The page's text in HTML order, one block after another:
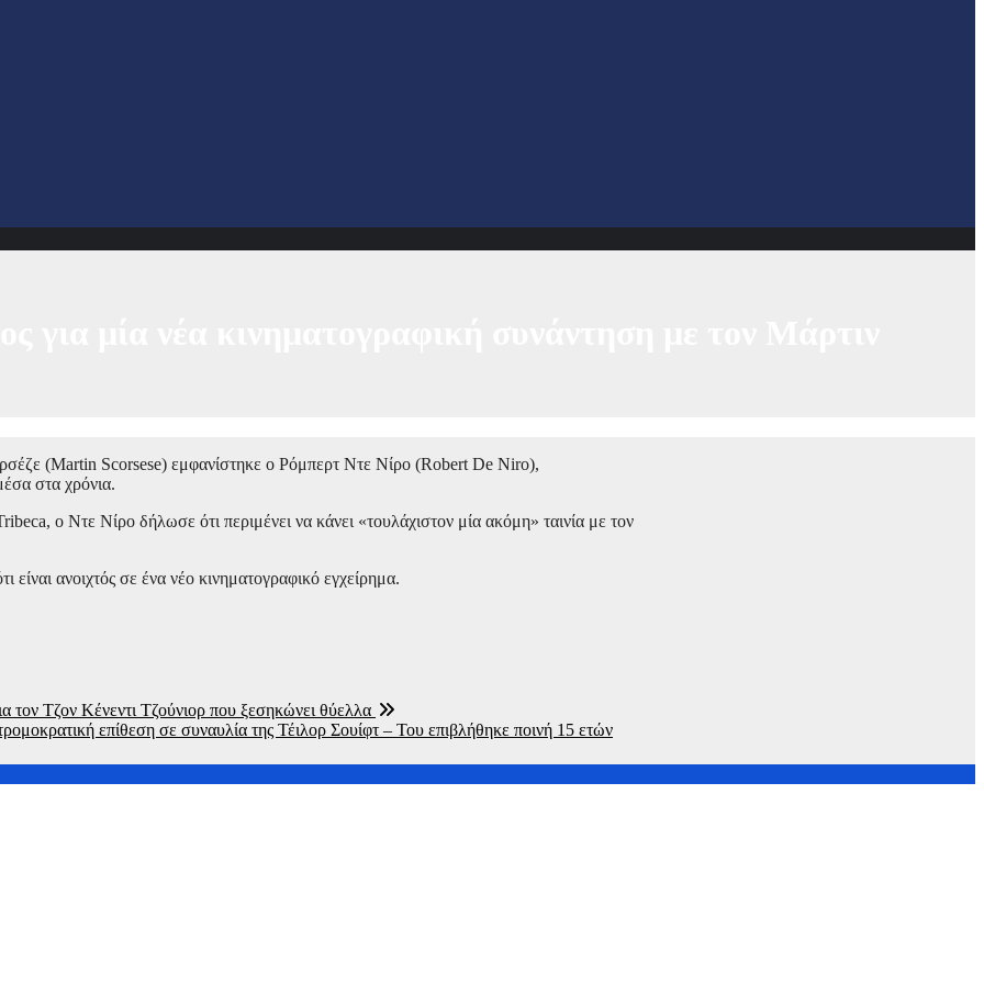
(Martin Scorsese) εμφανίστηκε ο Ρόμπερτ Ντε Νίρο (Robert De Niro),
στα χρόνια.
ο Ντε Νίρο δήλωσε ότι περιμένει να κάνει «τουλάχιστον μία ακόμη» ταινία με τον
ανοιχτός σε ένα νέο κινηματογραφικό εγχείρημα.
Τζον Κένεντι Τζούνιορ που ξεσηκώνει θύελλα
επίθεση σε συναυλία της Τέιλορ Σουίφτ – Του επιβλήθηκε ποινή 15 ετών